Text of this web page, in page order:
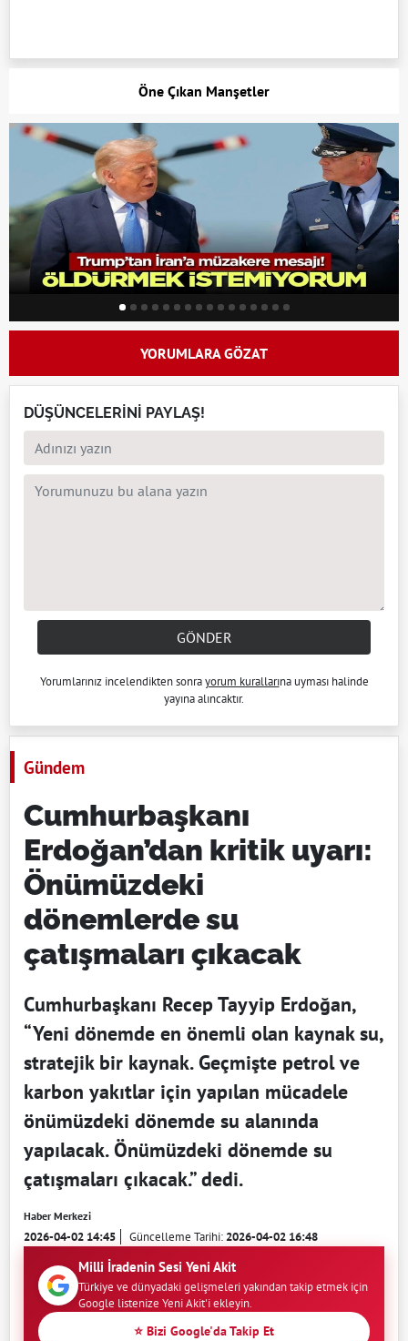
Öne Çıkan Manşetler
YORUMLARA GÖZAT
DÜŞÜNCELERİNİ PAYLAŞ!
GÖNDER
Yorumlarınız incelendikten sonrayorum kurallarına uyması halinde
yayına alıncaktır.
Gündem
Cumhurbaşkanı
Erdoğan’dan kritik uyarı:
Önümüzdeki
dönemlerde su
çatışmaları çıkacak
Cumhurbaşkanı Recep Tayyip Erdoğan,
“Yeni dönemde en önemli olan kaynak su,
stratejik bir kaynak. Geçmişte petrol ve
karbon yakıtlar için yapılan mücadele
önümüzdeki dönemde su alanında
yapılacak. Önümüzdeki dönemde su
çatışmaları çıkacak.” dedi.
Haber Merkezi
2026-04-02 14:45 Güncelleme Tarihi:2026-04-02 16:48
Milli İradenin Sesi Yeni Akit
Türkiye ve dünyadaki gelişmeleri yakından takip etmek için
Google listenize Yeni Akit'i ekleyin.
⭐ Bizi Google'da Takip Et